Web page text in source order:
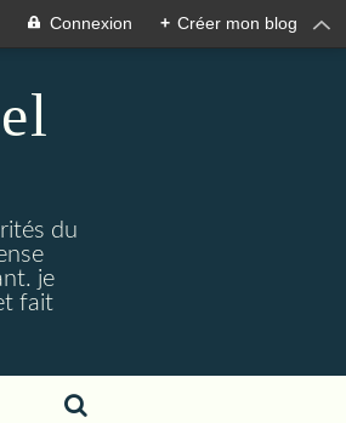
Connexion + Créer mon blog
du
je
fait